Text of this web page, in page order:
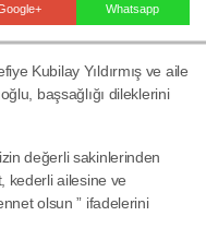
Whatsapp
Kubilay Yıldırmış ve aile
başsağlığı dileklerini
değerli sakinlerinden
kederli ailesine ve
olsun ” ifadelerini
Haberin Doğru Adresi.